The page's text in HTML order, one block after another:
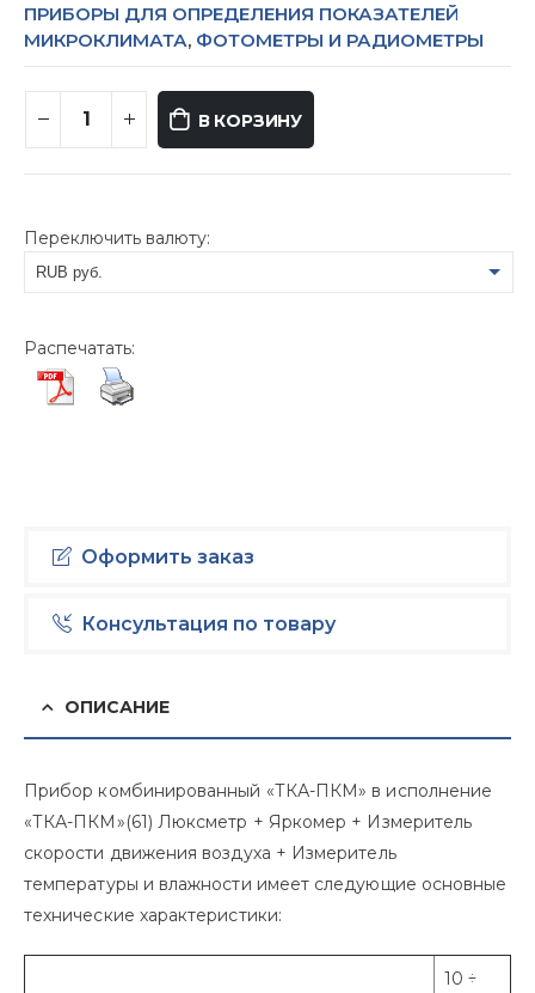
ПРИБОРЫ ДЛЯ ОПРЕДЕЛЕНИЯ ПОКАЗАТЕЛЕЙ
МИКРОКЛИМАТА, ФОТОМЕТРЫ И РАДИОМЕТРЫ
В КОРЗИНУ
Переключить валюту:
RUB руб.
Распечатать:
Оформить заказ
Консультация по товару
ОПИСАНИЕ
Прибор комбинированный «ТКА-ПКМ» в исполнение
«ТКА-ПКМ»(61) Люксметр + Яркомер + Измеритель
скорости движения воздуха + Измеритель
температуры и влажности имеет следующие основные
технические характеристики:
10 ÷